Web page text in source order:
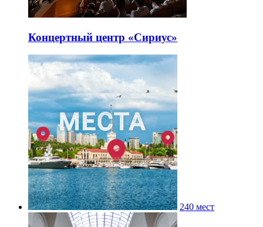
Концертный центр «Сириус»
240 мест